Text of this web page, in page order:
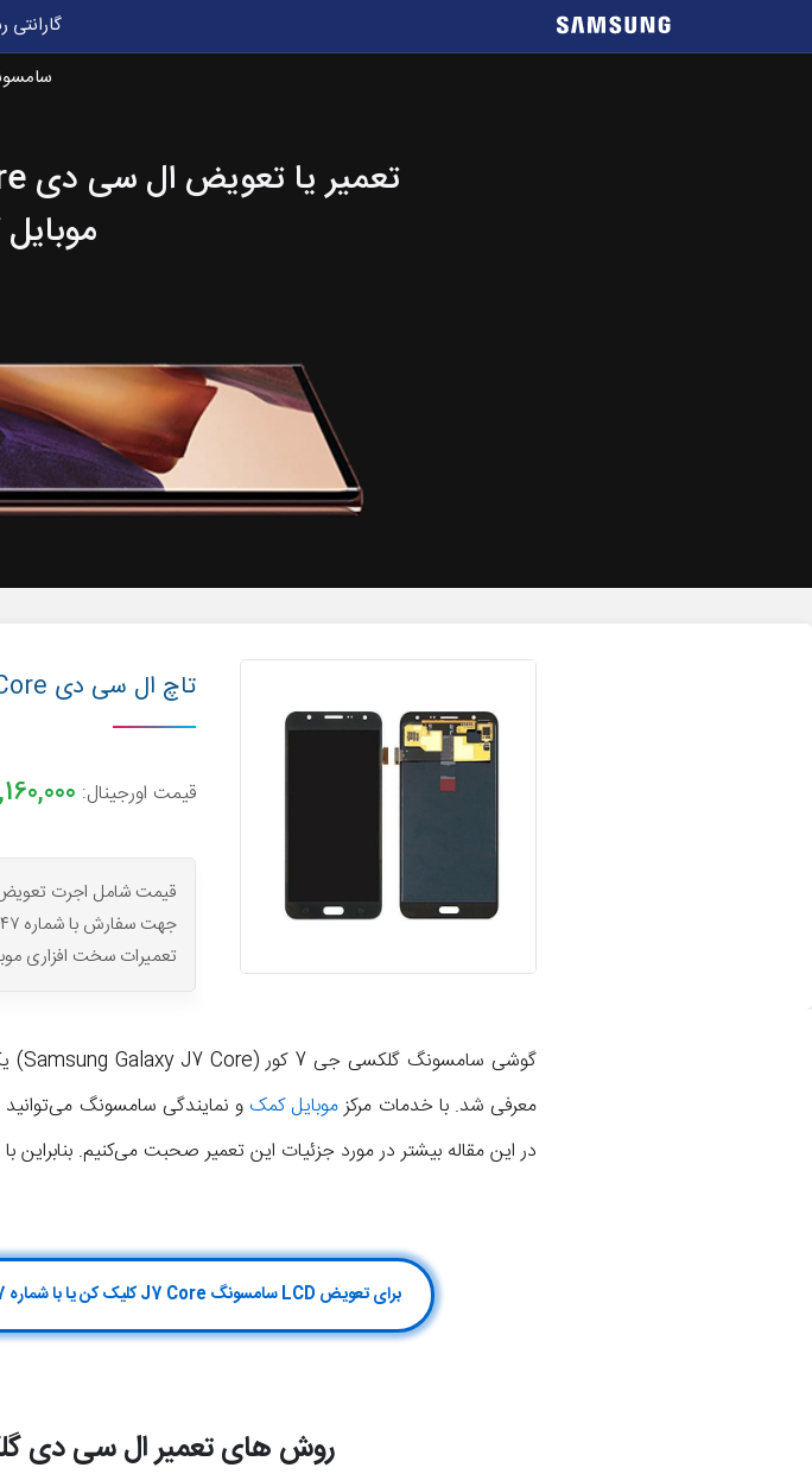
موبایل
تاچ ال سی دی Samsung Galaxy J7 Core مدل J701
قیمت اورجینال:
قیمت شامل اجرت
تعمیرات سخت افزاری
معرفی شد. با خدمات مرکزموبایل کمکو نمایندگی سامسونگ می‌توانید
در این مقاله بیشتر در مورد جزئیات این تعمیر صحبت می‌کنیم. بنابراین با
برای تعویض LCD سامسونگ J7 Core کلیک کن یا با شماره 75147-021 گارانتی رسمی تعمیرات سامسونگ تماس بگیر
روش های تعمیر ال سی دی